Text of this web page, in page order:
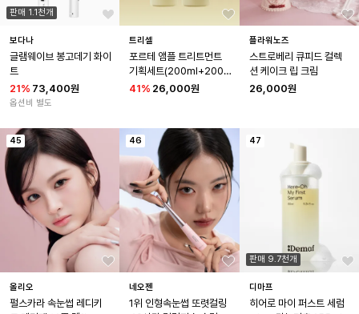
판매 1.1천개
보다나
글램웨이브 봉고데기 화이
트
21% 73,400원
옵션비 별도
트리셀
포르테 앰플 트리트먼트
기획세트(200ml+200m
l)
41% 26,000원
플라워노즈
스트로베리 큐피드 컬렉
션 케이크 립 크림
26,000원
45
올리오
펄스카라 속눈썹 레디키
46
네오젠
1위 인형속눈썹 또렷컬링
47
판매 9.7천개
디마프
히어로 마이 퍼스트 세럼